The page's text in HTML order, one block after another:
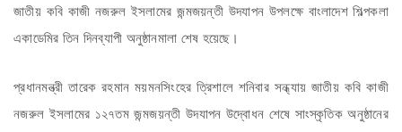
জাতীয় কবি কাজী নজরুল ইসলামের জন্মজয়ন্তী উদযাপন উপলক্ষে বাংলাদেশ শিল্পকলা
একাডেমির তিন দিনব্যাপী অনুষ্ঠানমালা শেষ হয়েছে।
প্রধানমন্ত্রী তারেক রহমান ময়মনসিংহের ত্রিশালে শনিবার সন্ধ্যায় জাতীয় কবি কাজী
নজরুল ইসলামের ১২৭তম জন্মজয়ন্তী উদযাপন উদ্বোধন শেষে সাংস্কৃতিক অনুষ্ঠানের